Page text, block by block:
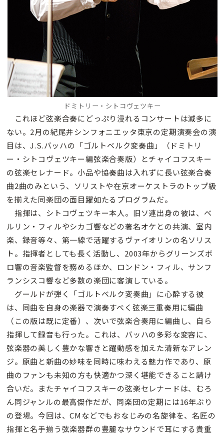
ドミトリー・シトコヴェツキー
これほど弦楽合奏にどっぷり浸れるコンサートは滅多に
ない。2月の紀尾井シンフォニエッタ東京の定期演奏会の演
目は、J.S.バッハの「ゴルトベルク変奏曲」（ドミトリ
ー・シトコヴェツキー編弦楽合奏版）とチャイコフスキー
の弦楽セレナード。小品や協奏曲は入れずに長い弦楽合奏
曲2曲のみという、ソリストや在京オーケストラのトップ級
を揃えた同楽団の面目躍如たるプログラムだ。
指揮は、シトコヴェツキー本人。旧ソ連出身の彼は、ベ
ルリン・フィルやシカゴ響などの著名オケとの共演、室内
楽、録音等々、第一線で活躍するヴァイオリンの名ソリス
ト。指揮者としても長く活動し、2003年からグリーンズボ
ロ響の音楽監督を務めるほか、ロンドン・フィル、サンフ
ランシスコ響など多数の楽団に客演している。
グールドが弾く「ゴルトベルク変奏曲」に心酔する彼
は、同曲を自身の楽器で演奏すべく弦楽三重奏用に編曲
（この版は既に定番）、次いで弦楽合奏用に編曲し、自ら
指揮して録音も行った。これは、バッハの多彩な変容に、
弦楽器の美しく豊かな響きと躍動感を加えた清新なアレン
ジ。原曲と新曲の妙味を同時に味わえる魅力作であり、原
曲のファンも未知の方も快適かつ深く堪能できること請け
合いだ。またチャイコフスキーの弦楽セレナードは、むろ
ん同ジャンルの最高傑作だが、同楽団の定期には16年ぶり
の登場。今回は、CMなどでもおなじみの名旋律を、名匠の
指揮と名手揃う弦楽器群の豊麗なサウンドで耳にする貴重